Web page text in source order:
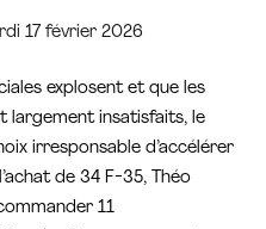
17 février 2026
explosent et que les
largement insatisfaits, le
irresponsable d’accélérer
de 34 F-35, Théo
11